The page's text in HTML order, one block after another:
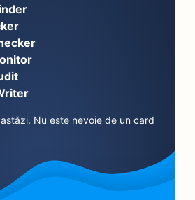
Nu este nevoie de un card